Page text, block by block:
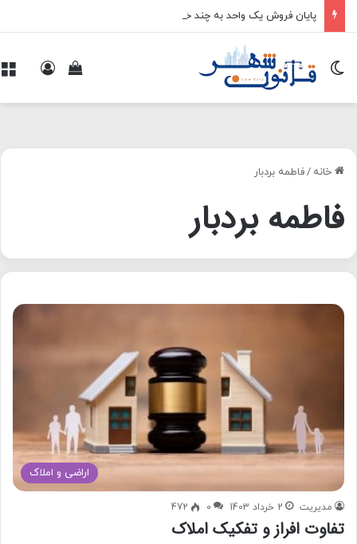
پایان فروش یک واحد به چند خریدار
مشاهده تغییر پوسته
خانه /فاطمه بردبار
فاطمه بردبار
اراضی و املاک
مدیریت 2 خرداد 1403 0
472
تفاوت افراز و تفکیک املاک